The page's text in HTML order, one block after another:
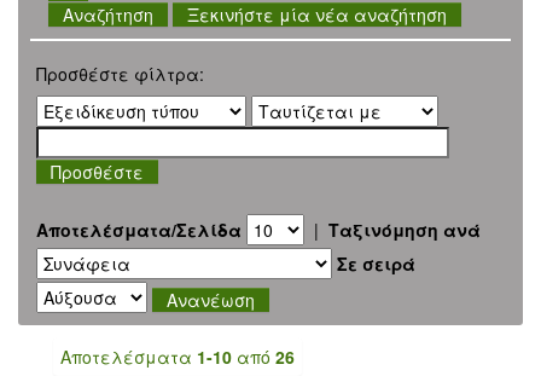
Ξεκινήστε μία νέα αναζήτηση
Προσθέστε φίλτρα:
Αποτελέσματα/Σελίδα | Ταξινόμηση ανά
Σε σειρά
Αποτελέσματα 1-10 από 26